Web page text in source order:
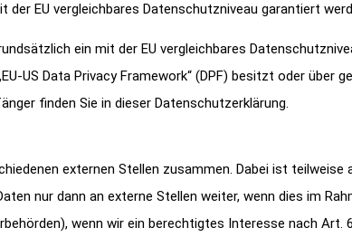
EU vergleichbares Datenschutzniveau garantiert
ein mit der EU vergleichbares
US Data Privacy Framework“ (DPF) besitzt oder
finden Sie in dieser Datenschutzerklärung.
externen Stellen zusammen. Dabei ist teilweise
nur dann an externe Stellen weiter, wenn dies im
wenn wir ein berechtigtes Interesse nach Art.